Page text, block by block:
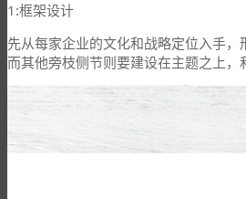
1:框架设计
先从每家企业的文化和战略定位入手
而其他旁枝侧节则要建设在主题之上，